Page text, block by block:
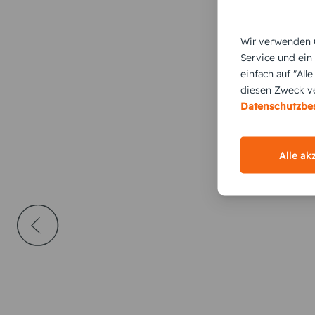
Wir verwenden
Service und
einfach auf
diesen Zweck
Alle